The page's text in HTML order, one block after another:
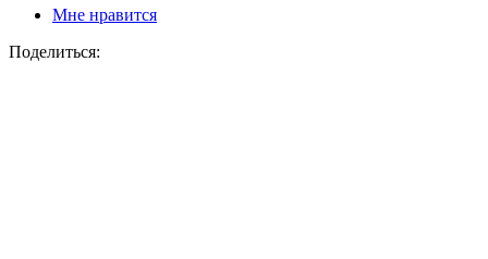
Мне нравится
Поделиться: